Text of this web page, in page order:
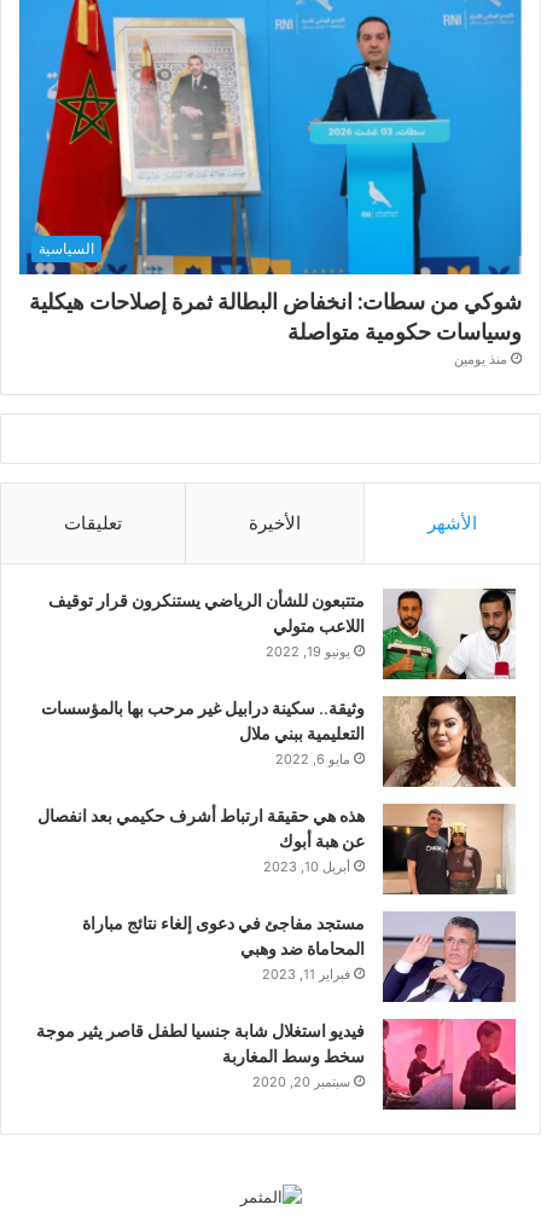
السياسية
شوكي من سطات: انخفاض البطالة ثمرة إصلاحات هيكلية
وسياسات حكومية متواصلة
منذ يومين
الأشهر الأخيرة تعليقات
متتبعون للشأن الرياضي يستنكرون قرار توقيف
اللاعب متولي
يونيو 19, 2022
وثيقة.. سكينة درابيل غير مرحب بها بالمؤسسات
التعليمية ببني ملال
مايو 6, 2022
هذه هي حقيقة ارتباط أشرف حكيمي بعد انفصال
عن هبة أبوك
أبريل 10, 2023
مستجد مفاجئ في دعوى إلغاء نتائج مباراة
المحاماة ضد وهبي
فبراير 11, 2023
فيديو استغلال شابة جنسيا لطفل قاصر يثير موجة
سخط وسط المغاربة
سبتمبر 20, 2020